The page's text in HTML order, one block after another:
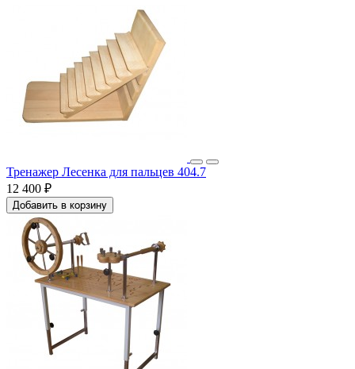
Тренажер Лесенка для пальцев 404.7
12 400 ₽
Добавить в корзину